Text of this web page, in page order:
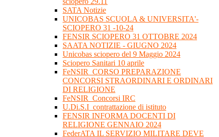
SATA Notizie
UNICOBAS SCUOLA & UNIVERSITA'-
SCIOPERO 31 -10-24
FENSIR SCIOPERO 31 OTTOBRE 2024
SAATA NOTIZIE - GIUGNO 2024
Unicobas sciopero del 9 Maggio 2024
Sciopero Sanitari 10 aprile
FeNSIR_CORSO PREPARAZIONE
CONCORSI STRAORDINARI E ORDINARI
DI RELIGIONE
FeNSIR_Concorsi IRC
U.Di.S.I_contrattazione di istituto
FENSIR INFORMA DOCENTI DI
RELIGIONE GENNAIO 2024
FederATA IL SERVIZIO MILITARE DEVE